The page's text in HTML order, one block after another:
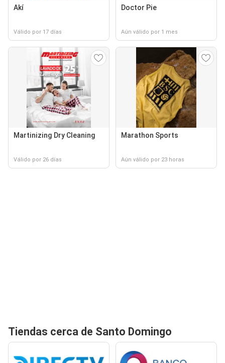
Akí
Válido por 17 días
Doctor Pie
Aún válido por 1 mes
Martinizing Dry Cleaning
Válido por 26 días
Marathon Sports
Aún válido por 23 horas
Tiendas cerca de Santo Domingo